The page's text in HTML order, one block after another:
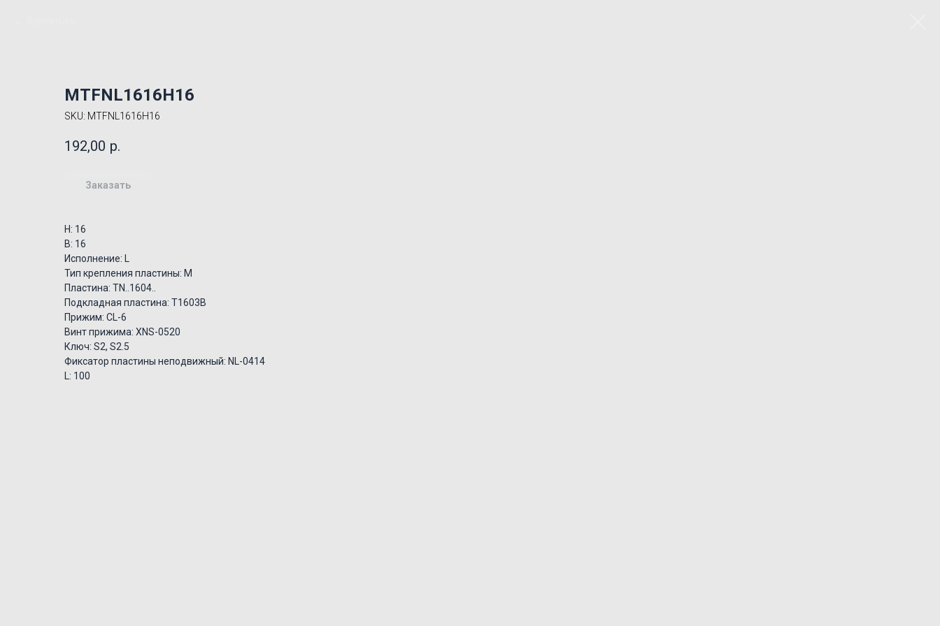
MTFNL1616H16
SKU: MTFNL1616H16
192,00 р.
Заказать
H: 16
B: 16
Исполнение: L
Тип крепления пластины: M
Пластина: TN..1604..
Подкладная пластина: T1603B
Прижим: CL-6
Винт прижима: XNS-0520
Ключ: S2, S2.5
Фиксатор пластины неподвижный: NL-0414
L: 100